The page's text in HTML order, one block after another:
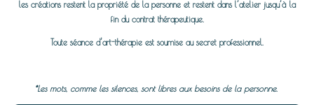
les créations restent la propriété de la personne et restent dans l’atelier jusqu’à la
fin du contrat thérapeutique.
Toute séance d’art-thérapie est soumise au secret professionnel.
*Les mots, comme les silences, sont libres aux besoins de la personne.